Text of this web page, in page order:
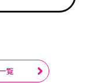
覧